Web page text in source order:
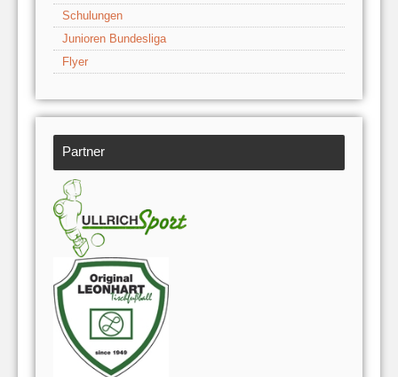
Schulungen
Junioren Bundesliga
Flyer
Partner